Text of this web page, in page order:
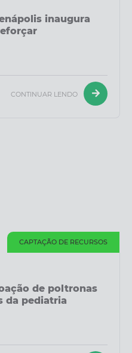
inaugura
CONTINUAR LENDO
CAPTAÇÃO DE RECURSOS
de poltronas
da pediatria